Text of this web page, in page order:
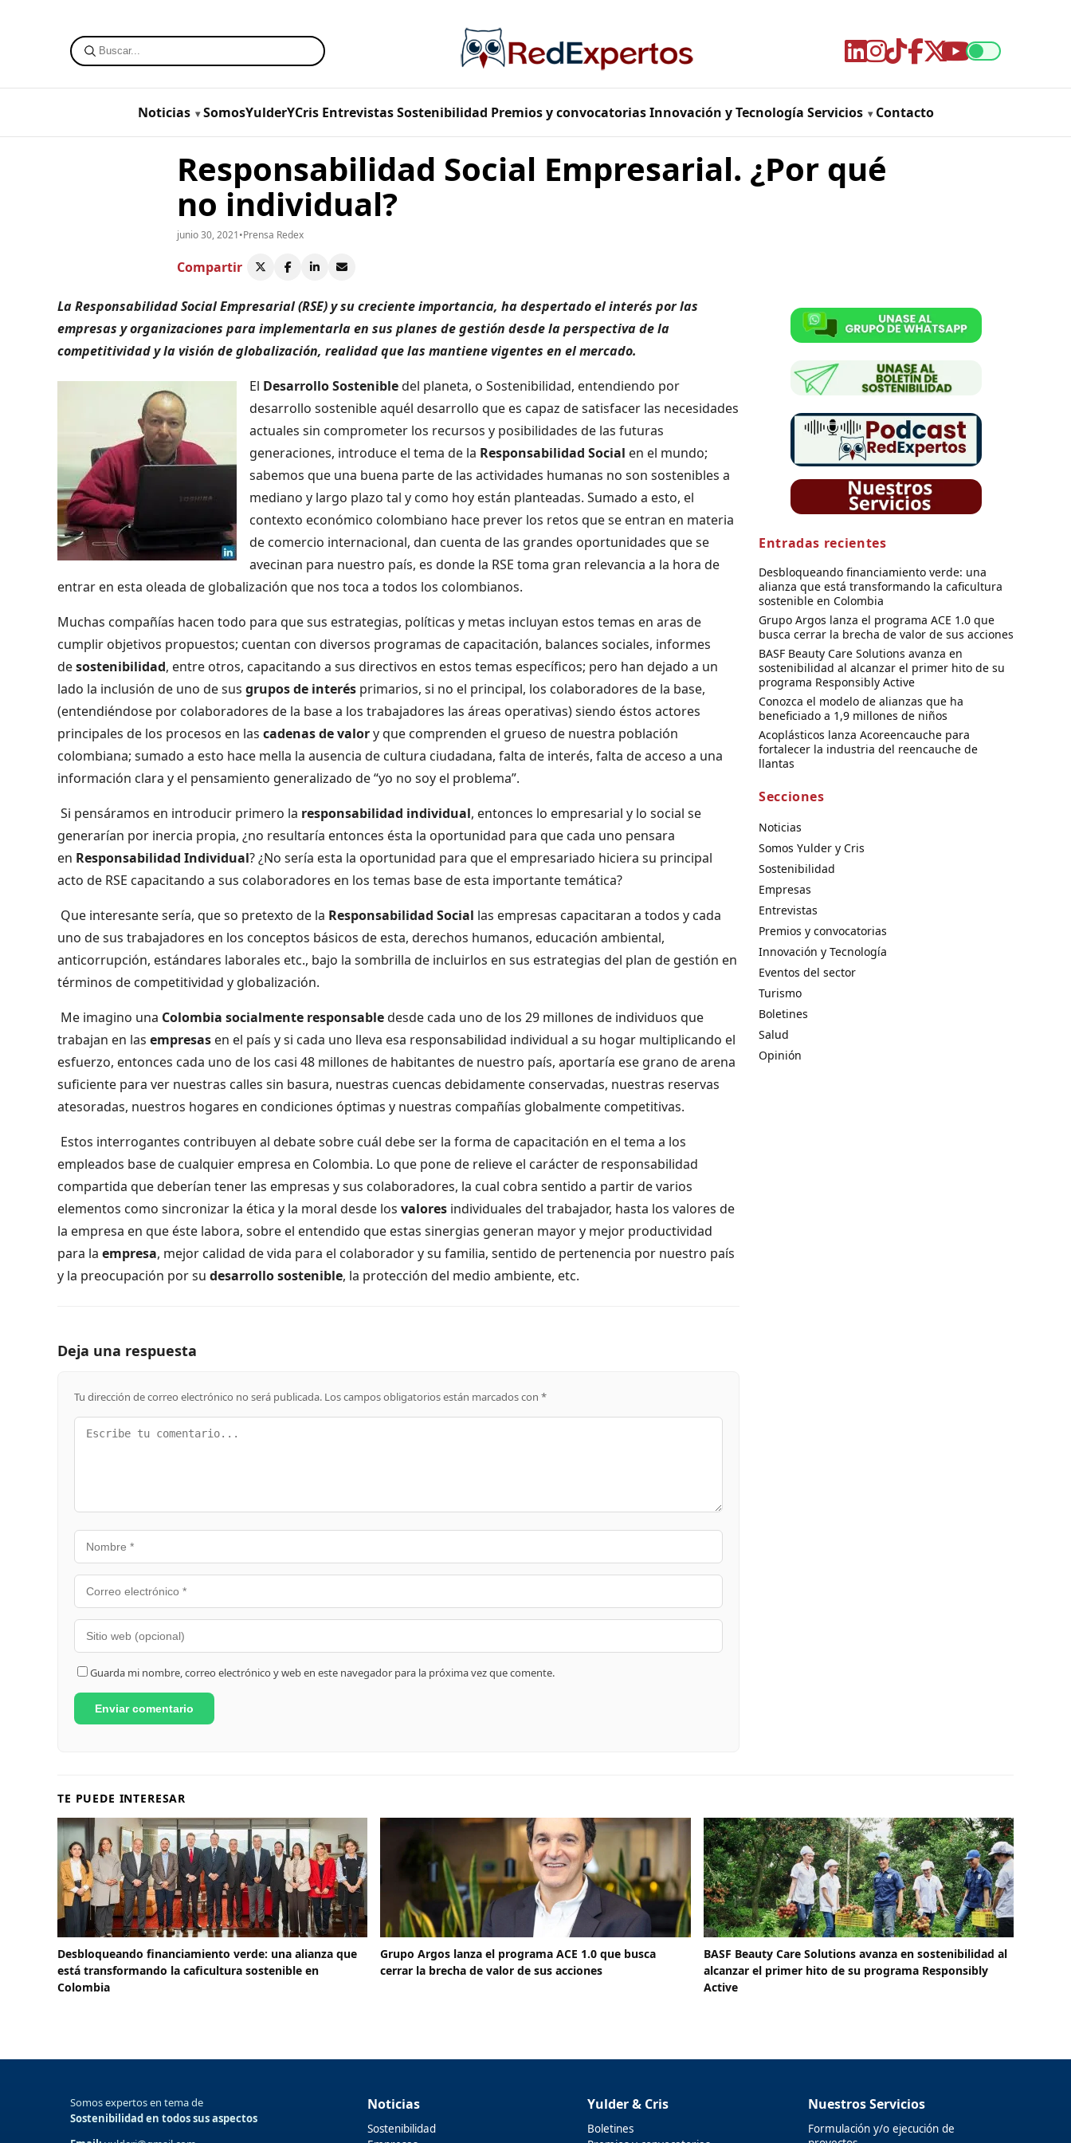
Noticias SomosYulderYCris Entrevistas Sostenibilidad Premios y convocatorias Innovación y Tecnología Servicios Contacto
Responsabilidad Social Empresarial. ¿Por qué
no individual?
junio 30, 2021•Prensa Redex
Compartir
La Responsabilidad Social Empresarial (RSE) y su creciente importancia, ha despertado el interés por las
empresas y organizaciones para implementarla en sus planes de gestión desde la perspectiva de la
competitividad y la visión de globalización, realidad que las mantiene vigentes en el mercado.
El Desarrollo Sostenibledel planeta, o Sostenibilidad, entendiendo por
desarrollo sostenible aquél desarrollo que es capaz de satisfacer las necesidades
actuales sin comprometer los recursos y posibilidades de las futuras
generaciones, introduce el tema de la Responsabilidad Social en el mundo;
sabemos que una buena parte de las actividades humanas no son sostenibles a
mediano y largo plazo tal y como hoy están planteadas. Sumado a esto, el
contexto económico colombiano hace prever los retos que se entran en materia
de comercio internacional, dan cuenta de las grandes oportunidades que se
avecinan para nuestro país, es donde la RSE toma gran relevancia a la hora de
entrar en esta oleada de globalización que nos toca a todos los colombianos.
Muchas compañías hacen todo para que sus estrategias, políticas y metas incluyan estos temas en aras de
cumplir objetivos propuestos; cuentan con diversos programas de capacitación, balances sociales, informes
desostenibilidad, entre otros, capacitando a sus directivos en estos temas específicos; pero han dejado a un
lado la inclusión de uno de sus grupos de interés primarios, si no el principal, los colaboradores de la base,
(entendiéndose por colaboradores de la base a los trabajadores las áreas operativas) siendo éstos actores
principales de los procesos en las cadenas de valory que comprenden el grueso de nuestra población
colombiana; sumado a esto hace mella la ausencia de cultura ciudadana, falta de interés, falta de acceso a una
información clara y el pensamiento generalizado de “yo no soy el problema”.
Si pensáramos en introducir primero la responsabilidad individual, entonces lo empresarial y lo social se
generarían por inercia propia, ¿no resultaría entonces ésta la oportunidad para que cada uno pensara
en Responsabilidad Individual? ¿No sería esta la oportunidad para que el empresariado hiciera su principal
acto de RSE capacitando a sus colaboradores en los temas base de esta importante temática?
Que interesante sería, que so pretexto de la Responsabilidad Social las empresas capacitaran a todos y cada
uno de sus trabajadores en los conceptos básicos de esta, derechos humanos, educación ambiental,
anticorrupción, estándares laborales etc., bajo la sombrilla de incluirlos en sus estrategias del plan de gestión en
términos de competitividad y globalización.
Me imagino una Colombia socialmente responsabledesde cada uno de los 29 millones de individuos que
trabajan en las empresas en el país y si cada uno lleva esa responsabilidad individual a su hogar multiplicando el
esfuerzo, entonces cada uno de los casi 48 millones de habitantes de nuestro país, aportaría ese grano de arena
suficiente para ver nuestras calles sin basura, nuestras cuencas debidamente conservadas, nuestras reservas
atesoradas, nuestros hogares en condiciones óptimas y nuestras compañías globalmente competitivas.
Estos interrogantes contribuyen al debate sobre cuál debe ser la forma de capacitación en el tema a los
empleados base de cualquier empresa en Colombia. Lo que pone de relieve el carácter de responsabilidad
compartida que deberían tener las empresas y sus colaboradores, la cual cobra sentido a partir de varios
elementos como sincronizar la ética y la moral desde los valores individuales del trabajador, hasta los valores de
la empresa en que éste labora, sobre el entendido que estas sinergias generan mayor y mejor productividad
para la empresa, mejor calidad de vida para el colaborador y su familia, sentido de pertenencia por nuestro país
y la preocupación por su desarrollo sostenible, la protección del medio ambiente, etc.
Deja una respuesta
Tu dirección de correo electrónico no será publicada. Los campos obligatorios están marcados con *
Guarda mi nombre, correo electrónico y web en este navegador para la próxima vez que comente.
Entradas recientes
Desbloqueando financiamiento verde: una
alianza que está transformando la caficultura
sostenible en Colombia
Grupo Argos lanza el programa ACE 1.0 que
busca cerrar la brecha de valor de sus acciones
BASF Beauty Care Solutions avanza en
sostenibilidad al alcanzar el primer hito de su
programa Responsibly Active
Conozca el modelo de alianzas que ha
beneficiado a 1,9 millones de niños
Acoplásticos lanza Acoreencauche para
fortalecer la industria del reencauche de
llantas
Secciones
Noticias
Somos Yulder y Cris
Sostenibilidad
Empresas
Entrevistas
Premios y convocatorias
Innovación y Tecnología
Eventos del sector
Turismo
Boletines
Salud
Opinión
TE PUEDE INTERESAR
Desbloqueando financiamiento verde: una alianza que
está transformando la caficultura sostenible en
Colombia
Grupo Argos lanza el programa ACE 1.0 que busca
cerrar la brecha de valor de sus acciones
BASF Beauty Care Solutions avanza en sostenibilidad al
alcanzar el primer hito de su programa Responsibly
Active
Somos expertos en tema de
Sostenibilidad en todos sus aspectos
Noticias
Sostenibilidad
Yulder & Cris
Boletines
Nuestros Servicios
Formulación y/o ejecución de